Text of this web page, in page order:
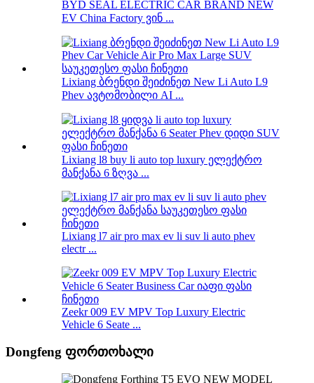
BYD SEAL ELECTRIC CAR BRAND NEW
EV China Factory ვინ ...
Lixiang ბრენდი შეიძინეთ New Li Auto L9
Phev ავტომობილი AI ...
Lixiang l8 buy li auto top luxury ელექტრო
მანქანა 6 ზღვა ...
Lixiang l7 air pro max ev li suv li auto phev
electr ...
Zeekr 009 EV MPV Top Luxury Electric
Vehicle 6 Seate ...
Dongfeng ფორთოხალი